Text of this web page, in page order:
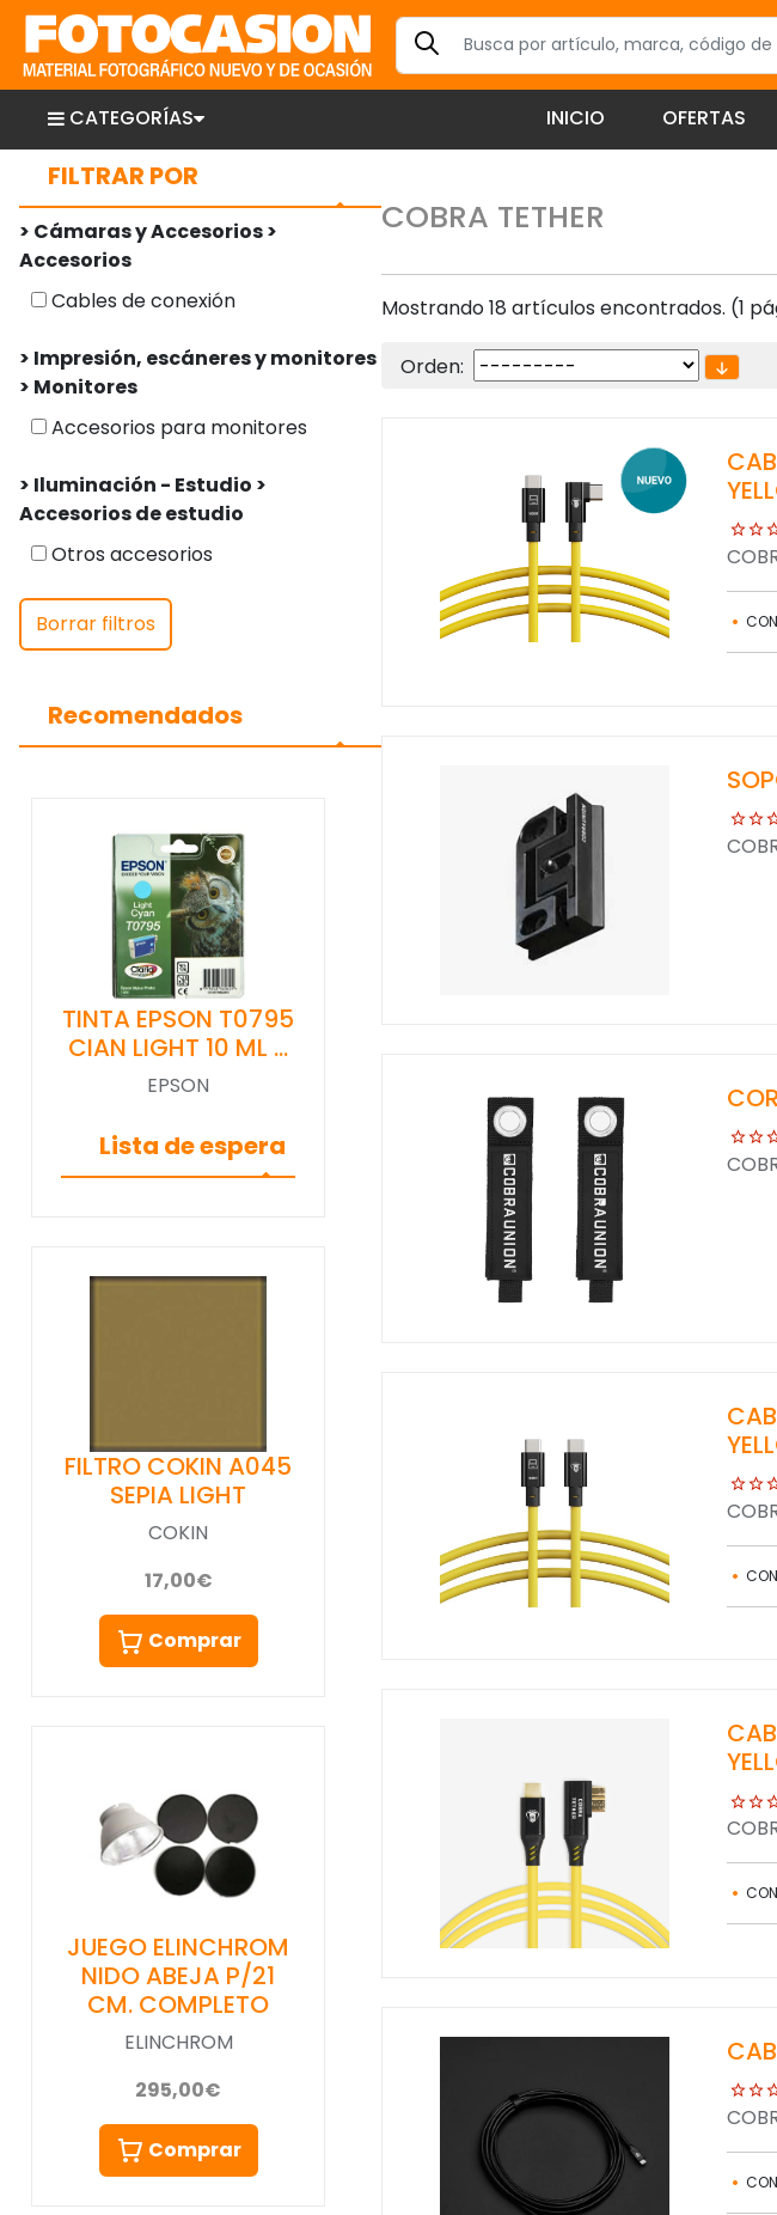
CATEGORÍAS INICIO OFERTAS
FILTRAR POR
> Cámaras y Accesorios >
Accesorios
Cables de conexión
> Impresión, escáneres y monitores
> Monitores
Accesorios para monitores
> Iluminación - Estudio >
Accesorios de estudio
Otros accesorios
Borrar filtros
Recomendados
TINTA EPSON T0795
CIAN LIGHT 10 ML …
EPSON
Lista de espera
FILTRO COKIN A045
SEPIA LIGHT
COKIN
17,00€
Comprar
JUEGO ELINCHROM
NIDO ABEJA P/21
CM. COMPLETO
ELINCHROM
295,00€
Comprar
COBRA TETHER
Mostrando 18 artículos encontrados. (1
Orden: